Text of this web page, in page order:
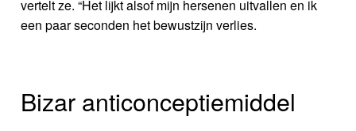
vertelt ze. “Het lijkt alsof mijn hersenen uitvallen en ik
een paar seconden het bewustzijn verlies.
Bizar anticonceptiemiddel